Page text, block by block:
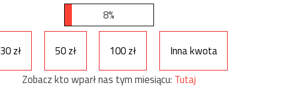
8%
30 zł 50 zł 100 zł
Inna kwota
Zobacz kto wparł nas tym miesiącu: Tutaj